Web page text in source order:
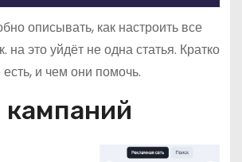
описывать, как настроить все
на это уйдёт не одна статья. Кратко
есть, и чем они помочь.
кампаний